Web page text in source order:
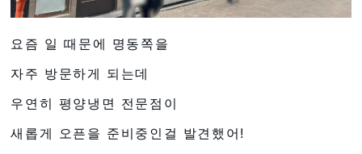
요즘 일 때문에 명동쪽을
자주 방문하게 되는데
우연히 평양냉면 전문점이
새롭게 오픈을 준비중인걸 발견했어!